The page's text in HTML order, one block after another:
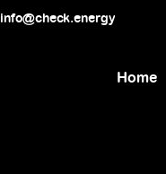
info@check.energy
Home